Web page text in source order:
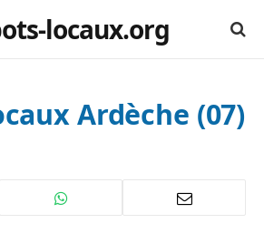
locaux.org
Ardèche (07)